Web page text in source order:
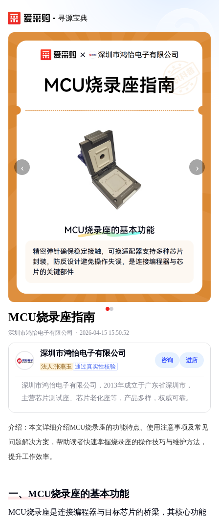
寻源宝典
‹ ›
MCU烧录座指南
深圳市鸿怡电子有限公司 · 2026-04-15 15:50:52
深圳市鸿怡电子有限公司
法人:张燕玉 通过真实性核验
咨询 进店
深圳市鸿怡电子有限公司，2013年成立于广东省深圳市，
主营芯片测试座、芯片老化座等，产品多样，权威可靠。
介绍： 本文详细介绍MCU烧录座的功能特点、使用注意事项及常见
问题解决方案，帮助读者快速掌握烧录座的操作技巧与维护方法，
提升工作效率。
一、MCU烧录座的基本功能
MCU烧录座是连接编程器与目标芯片的桥梁，其核心功能